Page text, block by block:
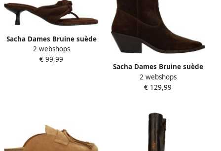
Sacha Dames Bruine suède
muiltjes met hak
2 webshops
€ 99,99
Sacha Dames Bruine suède
enkellaarsjes met hak
2 webshops
€ 129,99